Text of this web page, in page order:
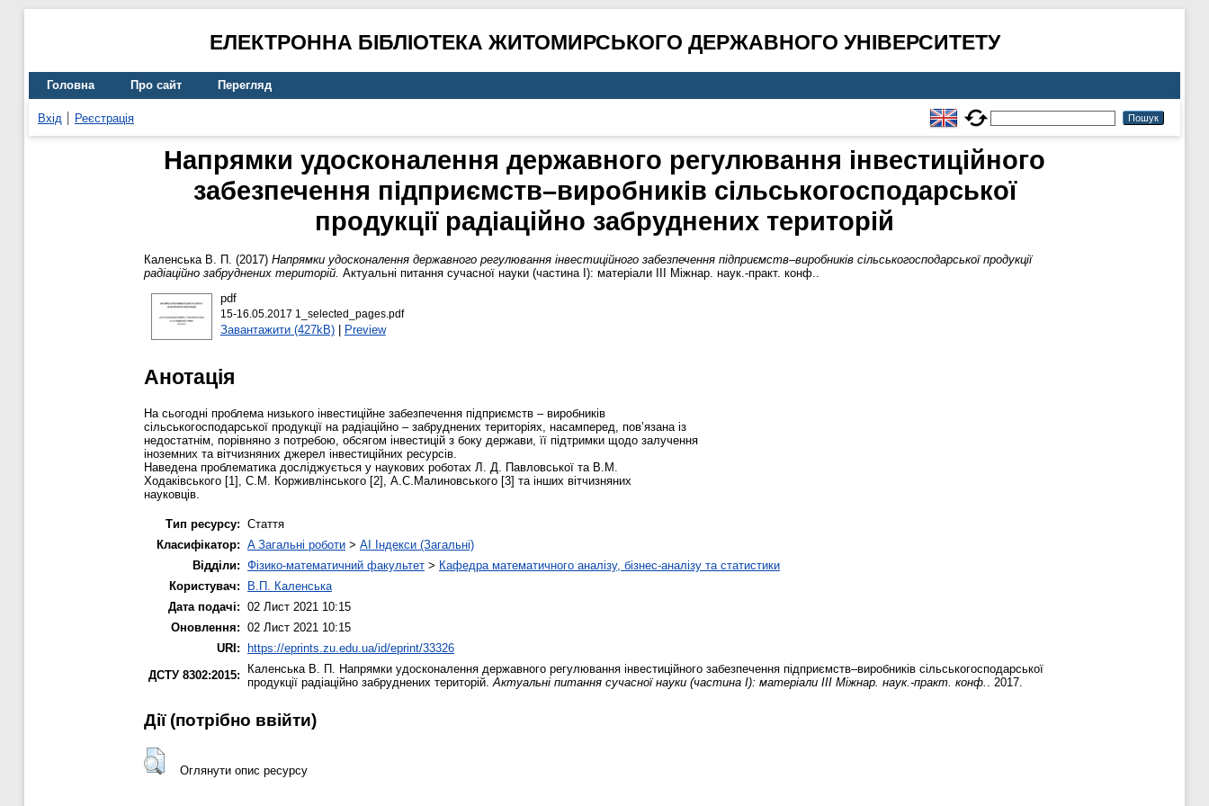
ЕЛЕКТРОННА БІБЛІОТЕКА ЖИТОМИРСЬКОГО ДЕРЖАВНОГО УНІВЕРСИТЕТУ
Головна Про сайт Перегляд
Вхід Реєстрація
Напрямки удосконалення державного регулювання інвестиційного
забезпечення підприємств–виробників сільськогосподарської
продукції радіаційно забруднених територій
Каленська В. П. (2017) Напрямки удосконалення державного регулювання інвестиційного забезпечення підприємств–виробників сільськогосподарської продукції
радіаційно забруднених територій. Актуальні питання сучасної науки (частина І): матеріали ІІІ Міжнар. наук.-практ. конф..
pdf
15-16.05.2017 1_selected_pages.pdf
Завантажити (427kB)| Preview
Анотація
На сьогодні проблема низького інвестиційне забезпечення підприємств – виробників
сільськогосподарської продукції на радіаційно – забруднених територіях, насамперед, пов’язана із
недостатнім, порівняно з потребою, обсягом інвестицій з боку держави, її підтримки щодо залучення
іноземних та вітчизняних джерел інвестиційних ресурсів.
Наведена проблематика досліджується у наукових роботах Л. Д. Павловської та В.М.
Ходаківського [1], С.М. Корживлінського [2], А.С.Малиновського [3] та інших вітчизняних
науковців.
Тип ресурсу: Стаття
Класифікатор: A Загальні роботи > AI Індекси (Загальні)
Відділи: Фізико-математичний факультет > Кафедра математичного аналізу, бізнес-аналізу та статистики
Користувач:
В.П. Каленська
Дата подачі: 02 Лист 2021 10:15
Оновлення: 02 Лист 2021 10:15
URI: https://eprints.zu.edu.ua/id/eprint/33326
ДСТУ 8302:2015:
Каленська В. П. Напрямки удосконалення державного регулювання інвестиційного забезпечення підприємств–виробників сільськогосподарської
продукції радіаційно забруднених територій. Актуальні питання сучасної науки (частина І): матеріали ІІІ Міжнар. наук.-практ. конф. . 2017.
Дії ​​(потрібно ввійти)
Оглянути опис ресурсу